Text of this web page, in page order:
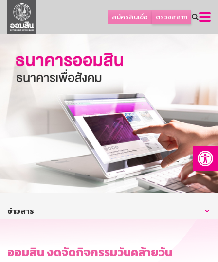
สมัครสินเชื่อ ตรวจสลาก
ลูกค้าธุรกิจ
ลูกค้าผู้ประกอบรายย่อย
ออมเพื่อสุข
เกี่ยวกับธนาคาร
การพัฒนาที่ยั่งยืน
บริการทางการเงิน
ติดต่อเรา
บริการออนไลน์
ข่าวสาร
ออมสิน งดจัดกิจกรรมวันคล้ายวัน